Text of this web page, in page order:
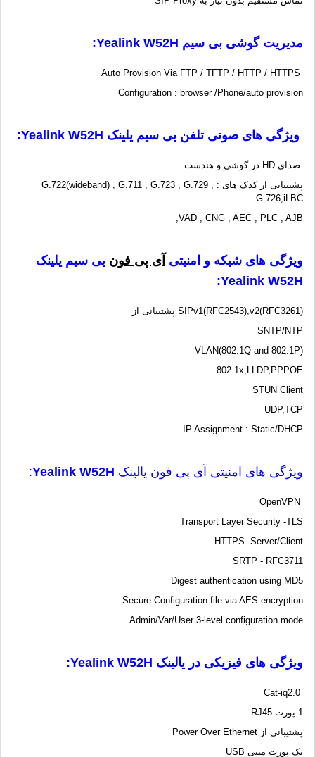
مدیریت گوشی بی سیم Yealink W52H
:
Configuration : browser /Phone/auto provision
ویژگی های صوتی تلفن بی سیم یلینک Yealink W52H
:
صدای HD در گوشی و هندست
پشتیبانی از کدک های : G.722(wideband) , G.711 , G.723 , G.729 ,
G.726,iLBC
VAD , CNG , AEC , PLC , AJB,
ویژگی های شبکه و امنیتی آی پی فون بی سیم یلینک
Yealink W52H
:
پشتیبانی از SIPv1(RFC2543),v2(RFC3261)
SNTP/NTP
VLAN(802.1Q and 802.1P)
802.1x,LLDP,PPPOE
STUN Client
UDP,TCP
IP Assignment : Static/DHCP
ویژگی های امنیتی آی پی فون یالینک Yealink W52H
:
Transport Layer Security -TLS
HTTPS -Server/Client
SRTP - RFC3711
Digest authentication using MD5
Secure Configuration file via AES encryption
Admin/Var/User 3-level configuration mode
ویژگی های فیزیکی در یالینک Yealink W52H
:
Cat-iq2.0
1 پورت RJ45
پشتیبانی از Power Over Ethernet
یک پورت مینی USB